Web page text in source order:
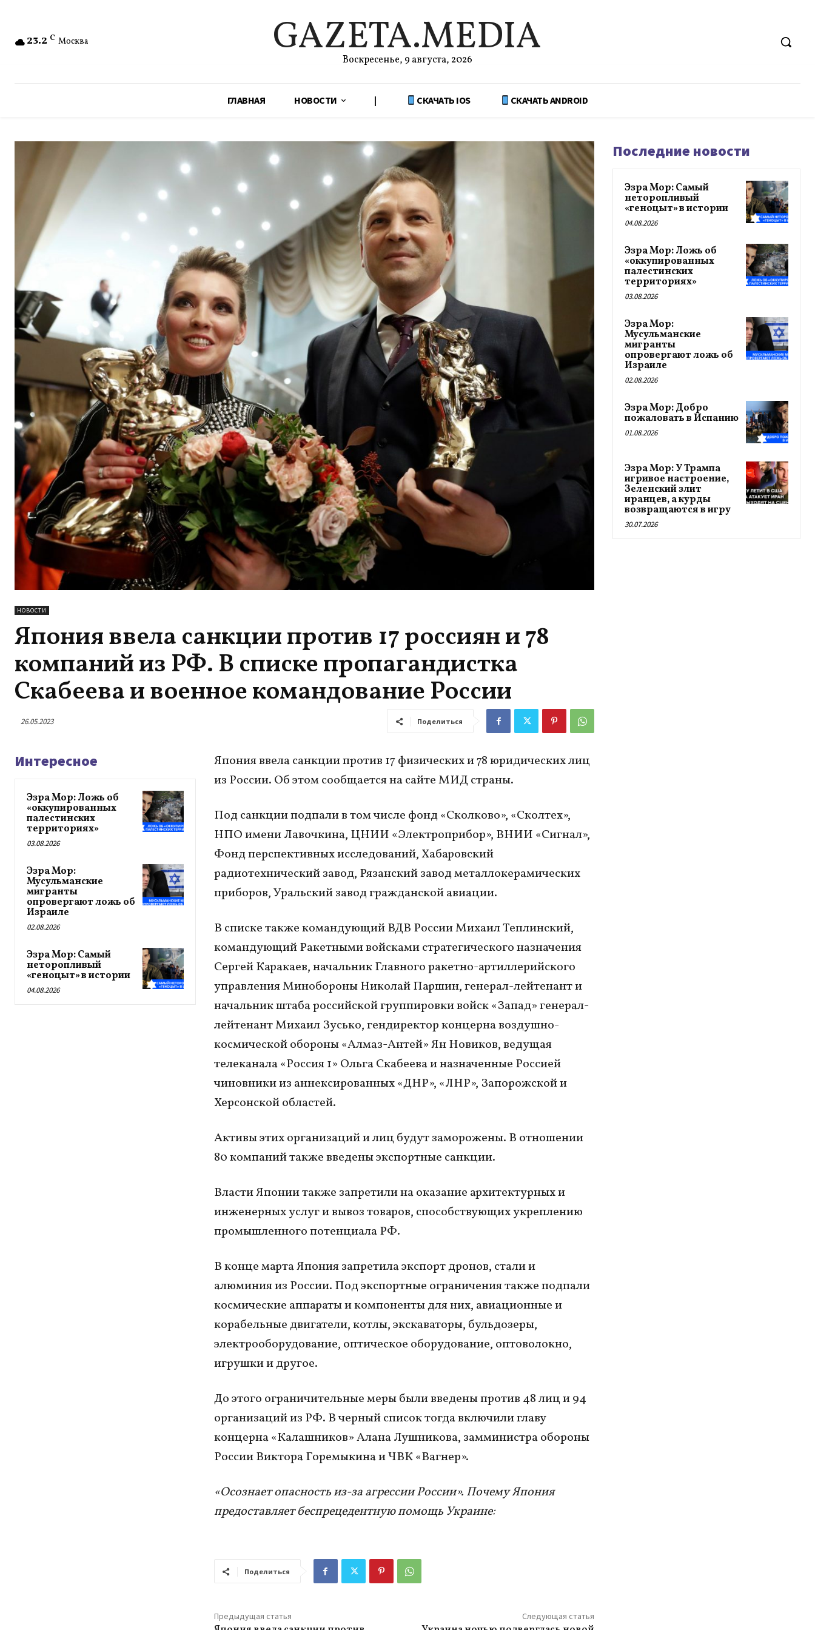
23.2 C Москва GAZETA.MEDIA
Воскресенье, 9 августа, 2026
ГЛАВНАЯ НОВОСТИ | СКАЧАТЬ IOS СКАЧАТЬ ANDROID
НОВОСТИ
Япония ввела санкции против 17 россиян и 78
компаний из РФ. В списке пропагандистка
Скабеева и военное командование России
26.05.2023 Поделиться
Интересное
Эзра Мор: Ложь об
«оккупированных
палестинских
территориях»
03.08.2026
Эзра Мор:
Мусульманские
мигранты
опровергают ложь об
Израиле
02.08.2026
Эзра Мор: Самый
неторопливый
«геноцыт» в истории
04.08.2026
Япония ввела санкции против 17 физических и 78 юридических лиц
из России. Об этом сообщается на сайте МИД страны.
Под санкции подпали в том числе фонд «Сколково», «Сколтех»,
НПО имени Лавочкина, ЦНИИ «Электроприбор», ВНИИ «Сигнал»,
Фонд перспективных исследований, Хабаровский
радиотехнический завод, Рязанский завод металлокерамических
приборов, Уральский завод гражданской авиации.
В списке также командующий ВДВ России Михаил Теплинский,
командующий Ракетными войсками стратегического назначения
Сергей Каракаев, начальник Главного ракетно-артиллерийского
управления Минобороны Николай Паршин, генерал-лейтенант и
начальник штаба российской группировки войск «Запад» генерал-
лейтенант Михаил Зусько, гендиректор концерна воздушно-
космической обороны «Алмаз-Антей» Ян Новиков, ведущая
телеканала «Россия 1» Ольга Скабеева и назначенные Россией
чиновники из аннексированных «ДНР», «ЛНР», Запорожской и
Херсонской областей.
Активы этих организаций и лиц будут заморожены. В отношении
80 компаний также введены экспортные санкции.
Власти Японии также запретили на оказание архитектурных и
инженерных услуг и вывоз товаров, способствующих укреплению
промышленного потенциала РФ.
В конце марта Япония запретила экспорт дронов, стали и
алюминия из России. Под экспортные ограничения также подпали
космические аппараты и компоненты для них, авиационные и
корабельные двигатели, котлы, экскаваторы, бульдозеры,
электрооборудование, оптическое оборудование, оптоволокно,
игрушки и другое.
До этого ограничительные меры были введены против 48 лиц и 94
организаций из РФ. В черный список тогда включили главу
концерна «Калашников» Алана Лушникова, замминистра обороны
России Виктора Горемыкина и ЧВК «Вагнер».
«Осознает опасность из-за агрессии России». Почему Япония
предоставляет беспрецедентную помощь Украине:
Поделиться
Предыдущая статья Следующая статья
Последние новости
Эзра Мор: Самый
неторопливый
«геноцыт» в истории
04.08.2026
Эзра Мор: Ложь об
«оккупированных
палестинских
территориях»
03.08.2026
Эзра Мор:
Мусульманские
мигранты
опровергают ложь об
Израиле
02.08.2026
Эзра Мор: Добро
пожаловать в Испанию
01.08.2026
Эзра Мор: У Трампа
игривое настроение,
Зеленский злит
иранцев, а курды
возвращаются в игру
30.07.2026